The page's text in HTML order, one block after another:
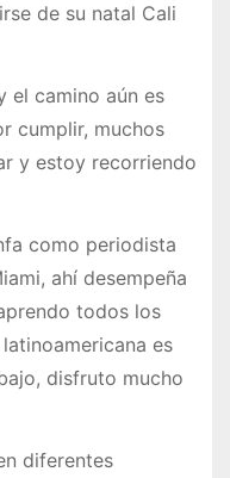
de su natal Cali
el camino aún es
cumplir, muchos
y estoy recorriendo
como periodista
ahí desempeña
todos los
es
disfruto mucho
diferentes